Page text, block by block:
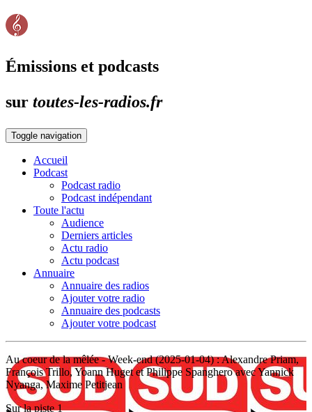
Émissions et podcasts
sur toutes-les-radios.fr
Toggle navigation
Accueil
Podcast
Podcast radio
Podcast indépendant
Toute l'actu
Audience
Derniers articles
Actu radio
Actu podcast
Annuaire
Annuaire des radios
Ajouter votre radio
Annuaire des podcasts
Ajouter votre podcast
Au coeur de la mêlée - Week-end (2025-01-04) : Alexandre Priam,
François Trillo, Yoann Huget et Philippe Spanghero avec Yannick
Nyanga, Maxime Petitjean
Sur la piste 1